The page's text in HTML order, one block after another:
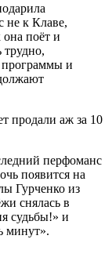
не к Клаве,
поёт и
трудно,
и
продали аж за 10
перфоманс
появится на
Гурченко из
снялась в
судьбы!» и
минут».